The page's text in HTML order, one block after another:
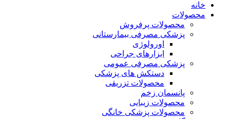
خانه
محصولات
محصولات پرفروش
پزشکی مصرفی بیمارستانی
اورولوژی
ابزارهای جراحی
پزشکی مصرفی عمومی
دستکش های پزشکی
محصولات تزریقی
پانسمان زخم
محصولات زیبایی
محصولات پزشکی خانگی